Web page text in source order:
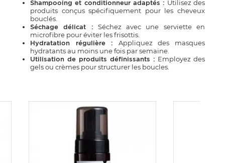
Shampooing et conditionneur adaptés : Utilisez des
produits conçus spécifiquement pour les cheveux
bouclés.
Séchage délicat : Séchez avec une serviette en
microfibre pour éviter les frisottis.
Hydratation régulière :
Appliquez des masques
hydratants au moins une fois par semaine.
Utilisation de produits définissants : Employez des
gels ou crèmes pour structurer les boucles.